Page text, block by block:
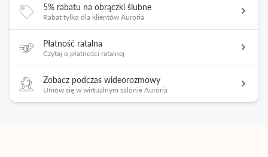
5% rabatu na obrączki ślubne
Rabat tylko dla klientów Auroria
Płatność ratalna
Czytaj o płatności ratalnej
Zobacz podczas wideorozmowy
Umów się w wirtualnym salonie Auroria